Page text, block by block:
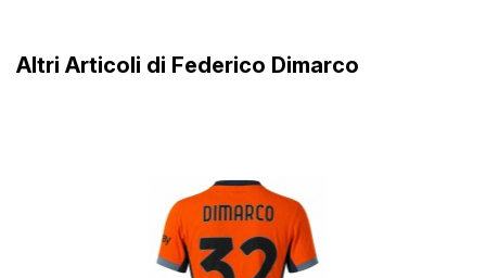
Altri Articoli di Federico Dimarco